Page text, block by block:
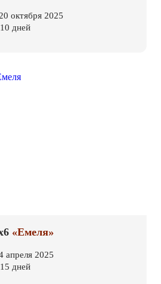
октября 2025
дней
«Емеля»
апреля 2025
дней